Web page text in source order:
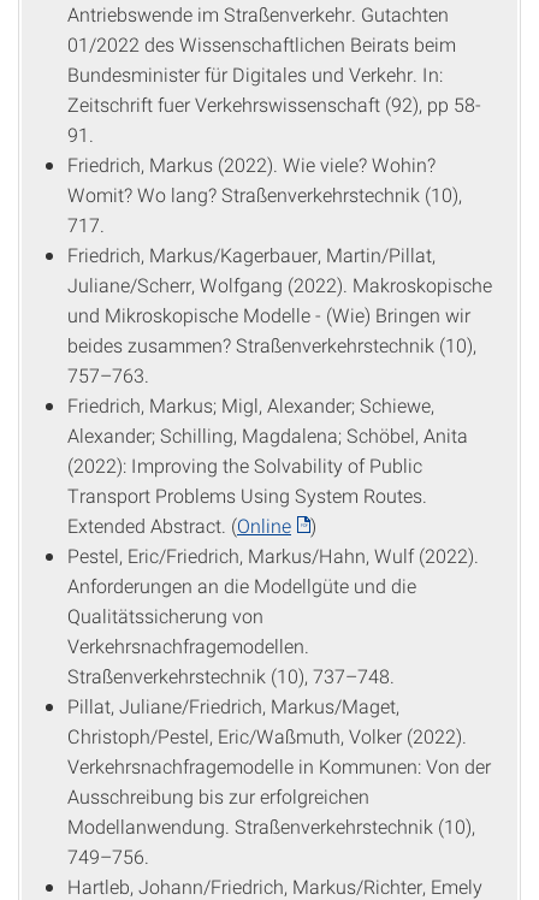
Antriebswende im Straßenverkehr. Gutachten
01/2022 des Wissenschaftlichen Beirats beim
Bundesminister für Digitales und Verkehr. In:
Zeitschrift fuer Verkehrswissenschaft (92), pp 58-
91.
Friedrich, Markus (2022). Wie viele? Wohin?
Womit? Wo lang? Straßenverkehrstechnik (10),
717.
Friedrich, Markus/Kagerbauer, Martin/Pillat,
Juliane/Scherr, Wolfgang (2022). Makroskopische
und Mikroskopische Modelle - (Wie) Bringen wir
beides zusammen? Straßenverkehrstechnik (10),
757–763.
Friedrich, Markus; Migl, Alexander; Schiewe,
Alexander; Schilling, Magdalena; Schöbel, Anita
(2022): Improving the Solvability of Public
Transport Problems Using System Routes.
Extended Abstract. (Online
)
Pestel, Eric/Friedrich, Markus/Hahn, Wulf (2022).
Anforderungen an die Modellgüte und die
Qualitätssicherung von
Verkehrsnachfragemodellen.
Straßenverkehrstechnik (10), 737–748.
Pillat, Juliane/Friedrich, Markus/Maget,
Christoph/Pestel, Eric/Waßmuth, Volker (2022).
Verkehrsnachfragemodelle in Kommunen: Von der
Ausschreibung bis zur erfolgreichen
Modellanwendung. Straßenverkehrstechnik (10),
749–756.
Hartleb, Johann/Friedrich, Markus/Richter, Emely